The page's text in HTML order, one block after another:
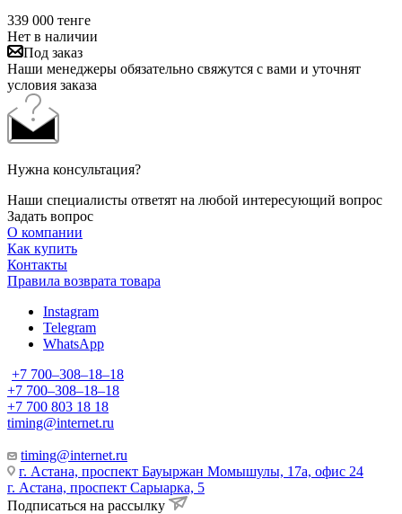
339 000 тенге
Нет в наличии
Под заказ
Наши менеджеры обязательно свяжутся с вами и уточнят
условия заказа
Нужна консультация?
Наши специалисты ответят на любой интересующий вопрос
Задать вопрос
О компании
Как купить
Контакты
Правила возврата товара
Instagram
Telegram
WhatsApp
+7 700‒308‒18‒18
+7 700‒308‒18‒18
+7 700 803 18 18
timing@internet.ru
timing@internet.ru
г. Астана, проспект Бауыржан Момышулы, 17а, офис 24
г. Астана, проспект Сарыарка, 5
Подписаться на рассылку